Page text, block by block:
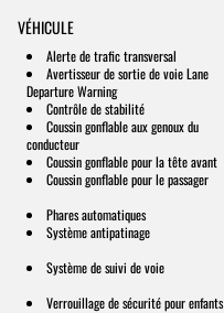
VÉHICULE
Alerte de trafic transversal
Avertisseur de sortie de voie Lane
Departure Warning
Contrôle de stabilité
Coussin gonflable aux genoux du
conducteur
Coussin gonflable pour la tête avant
Coussin gonflable pour le passager
Phares automatiques
Système antipatinage
Système de suivi de voie
Verrouillage de sécurité pour enfants